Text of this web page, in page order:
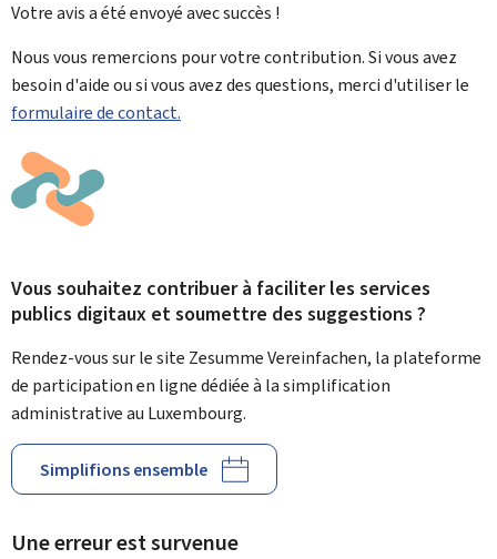
Votre avis a été envoyé avecsuccès !
Nous vous remercions pour votre contribution. Si vous avez
besoin d'aide ou si vous avez des questions, merci d'utiliser le
formulaire de contact.
Vous souhaitez contribuer à faciliter les services
publics digitaux et soumettre des suggestions ?
Rendez-vous sur le site Zesumme Vereinfachen, la plateforme
de participation en ligne dédiée à la simplification
administrative au Luxembourg.
Simplifions ensemble
Une erreur est survenue